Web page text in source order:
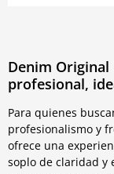
Denim Original
profesional,
Para quienes
profesionalismo y
ofrece una
soplo de claridad y